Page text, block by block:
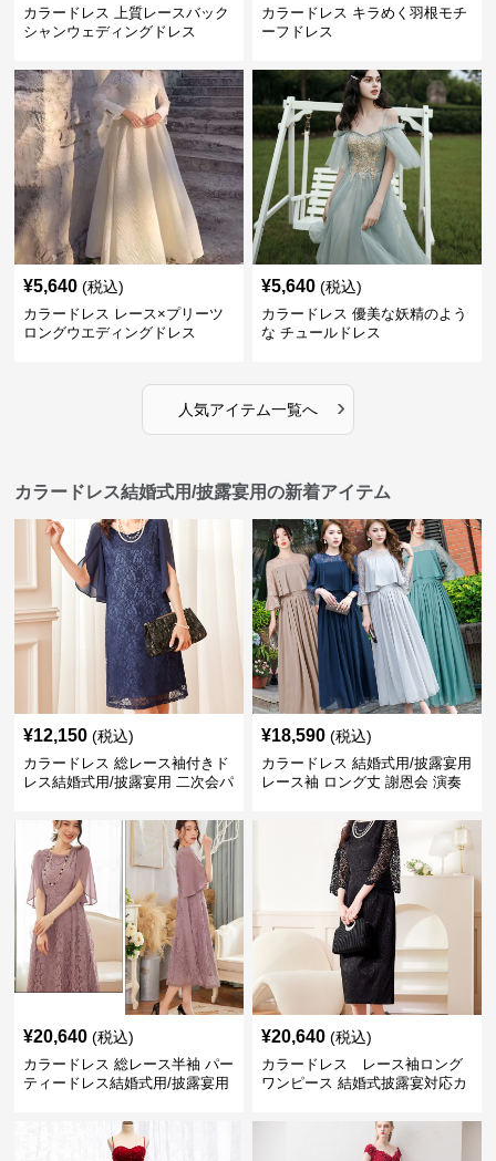
シャンウェディングドレス
ーフドレス
¥5,640 (税込)
カラードレス レース×プリーツ
ロングウエディングドレス
¥5,640 (税込)
カラードレス 優美な妖精のよう
な チュールドレス
人気アイテム一覧へ ›
¥12,150 (税込)
カラードレス 総レース袖付きド
レス結婚式用/披露宴用 二次会パ
ーティー大きいサイズ対応
¥18,590 (税込)
カラードレス 結婚式用/披露宴用
レース袖 ロング丈 謝恩会 演奏
会
(税込)
カラードレス 総レース半袖 パー
ティードレス結婚式用/披露宴用
フォーマルワンピース
¥20,640 (税込)
カラードレス レース袖ロング
ワンピース 結婚式披露宴対応カ
ラードレス